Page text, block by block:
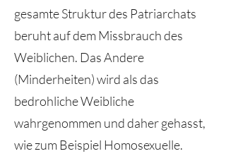
gesamte Struktur des Patriarchats
beruht auf dem Missbrauch des
Weiblichen. Das Andere
(Minderheiten) wird als das
bedrohliche Weibliche
wahrgenommen und daher gehasst,
wie zum Beispiel Homosexuelle.